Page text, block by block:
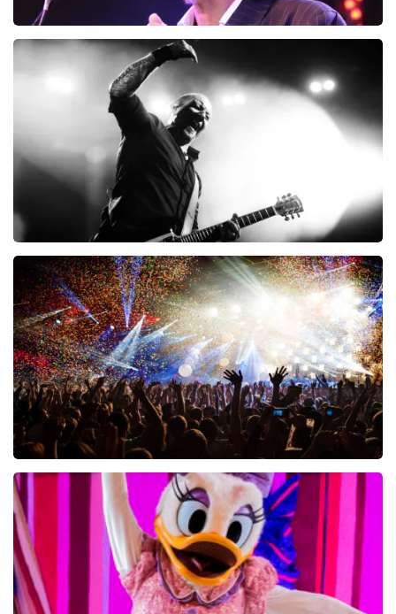
The Dire Straits Experience
53reviews
BEKIJKEN
Volbeat
261+reviews
BEKIJKEN
Treasure
104+ reviews
BEKIJKEN